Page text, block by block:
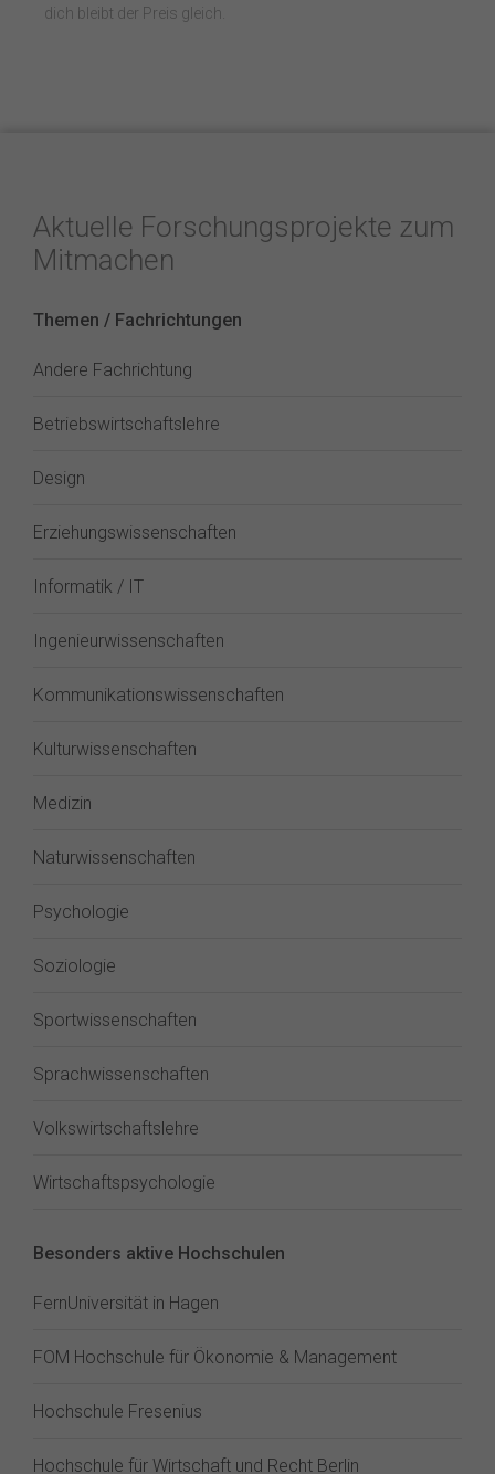
dich bleibt der Preis gleich.
Aktuelle Forschungsprojekte zum
Mitmachen
Themen / Fachrichtungen
Andere Fachrichtung
Betriebswirtschaftslehre
Design
Erziehungswissenschaften
Informatik / IT
Ingenieurwissenschaften
Kommunikationswissenschaften
Kulturwissenschaften
Medizin
Naturwissenschaften
Psychologie
Soziologie
Sportwissenschaften
Sprachwissenschaften
Volkswirtschaftslehre
Wirtschaftspsychologie
Besonders aktive Hochschulen
FernUniversität in Hagen
FOM Hochschule für Ökonomie & Management
Hochschule Fresenius
Hochschule für Wirtschaft und Recht Berlin